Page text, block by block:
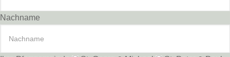
Nachname